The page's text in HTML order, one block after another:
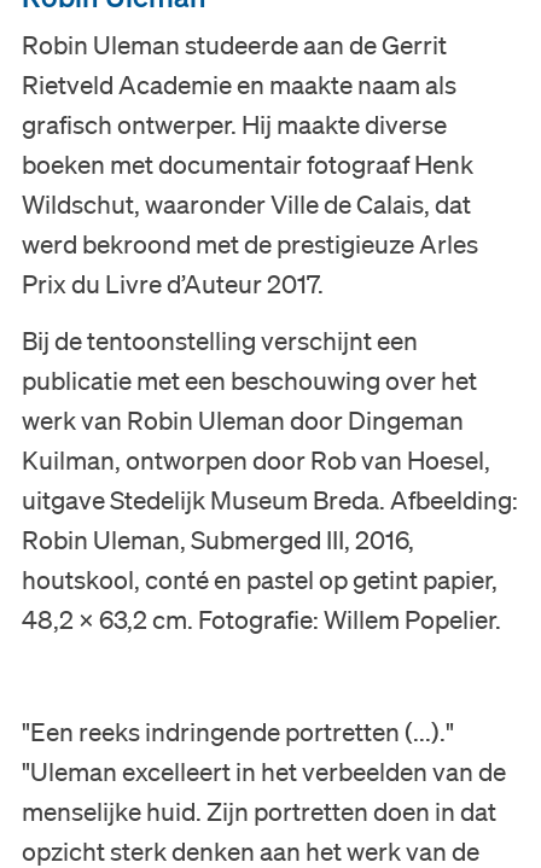
Museum
Collectie
Onderwijs
Steun ons
Zoeken
Tickets
Nederlands
English
Robin Uleman studeerde aan de Gerrit
Rietveld Academie en maakte naam als
grafisch ontwerper. Hij maakte diverse
boeken met documentair fotograaf Henk
Wildschut, waaronder Ville de Calais, dat
werd bekroond met de prestigieuze Arles
Prix du Livre d’Auteur 2017.
Bij de tentoonstelling verschijnt een
publicatie met een beschouwing over het
werk van Robin Uleman door Dingeman
Kuilman, ontworpen door Rob van Hoesel,
uitgave Stedelijk Museum Breda. Afbeelding:
Robin Uleman, Submerged III, 2016,
houtskool, conté en pastel op getint papier,
48,2 x 63,2 cm. Fotografie: Willem Popelier.
"Een reeks indringende portretten (...)."
"Uleman excelleert in het verbeelden van de
menselijke huid. Zijn portretten doen in dat
opzicht sterk denken aan het werk van de